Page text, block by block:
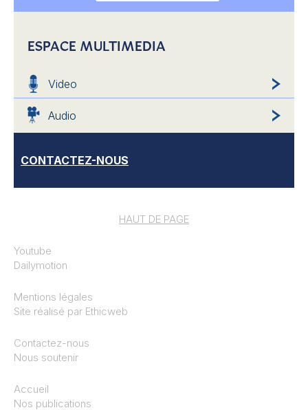
ESPACE MULTIMEDIA
Video
Audio
CONTACTEZ-NOUS
HAUT DE PAGE
Youtube
Dailymotion
Mentions légales
Site réalisé par Ethicweb
Contactez-nous
Nous soutenir
Accueil
Nos publications